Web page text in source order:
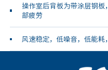
操作室后背板为带涂层钢
部疲劳
风速稳定，低噪音，低能